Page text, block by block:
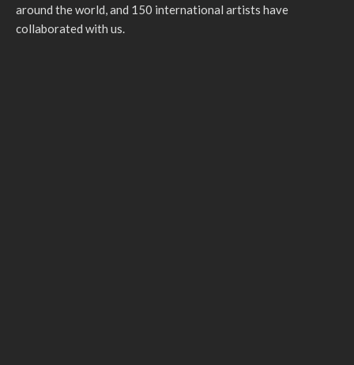
around the world, and 150 international artists have
collaborated with us.